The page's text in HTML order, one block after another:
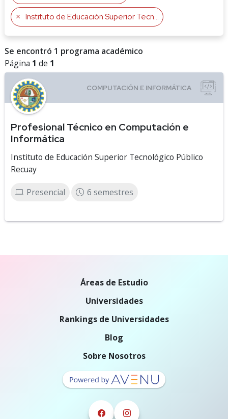
Instituto de Educación Superior Tecnológico Público Recuay
Se encontró 1 programa académico
Página 1 de 1
Profesional Técnico en Computación e
Informática
Instituto de Educación Superior Tecnológico Público
Recuay
Presencial 6 semestres
Áreas de Estudio
Universidades
Rankings de Universidades
Blog
Sobre Nosotros